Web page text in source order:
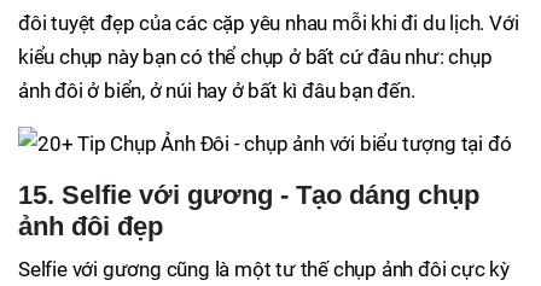
đôi tuyệt đẹp của các cặp yêu nhau mỗi khi đi du lịch. Với
kiểu chụp này bạn có thể chụp ở bất cứ đâu như: chụp
ảnh đôi ở biển, ở núi hay ở bất kì đâu bạn đến.
15. Selfie với gương - Tạo dáng chụp
ảnh đôi đẹp
Selfie với gương cũng là một tư thế chụp ảnh đôi cực kỳ